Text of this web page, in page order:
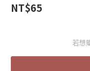
NT$65
若想